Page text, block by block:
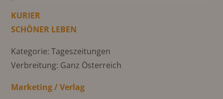
KURIER
SCHÖNER LEBEN
Kategorie: Tageszeitungen
Verbreitung: Ganz Österreich
Marketing / Verlag